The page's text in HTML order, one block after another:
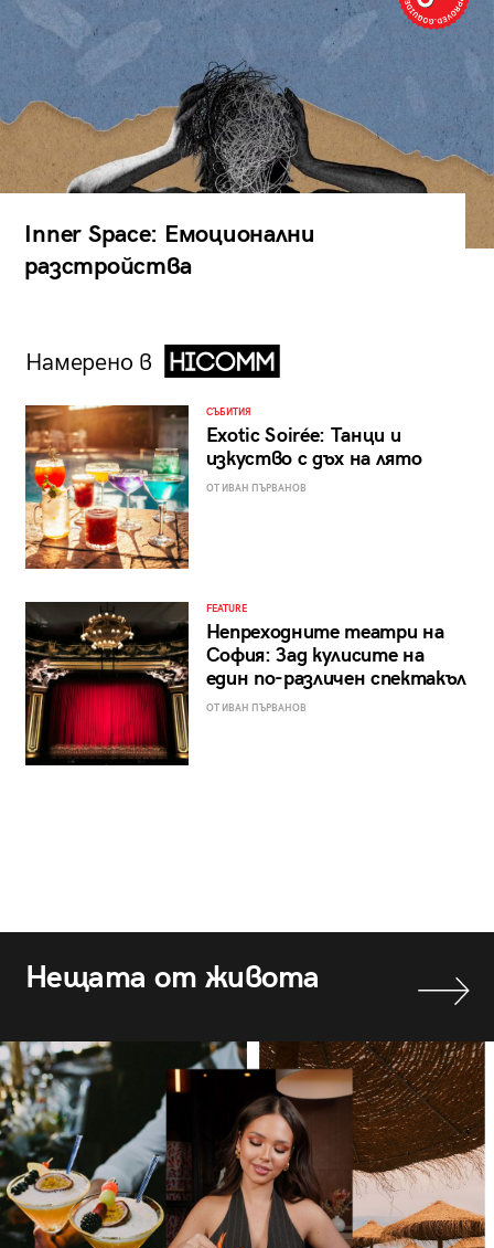
Inner Space: Емоционални
разстройства
Намерено в
СЪБИТИЯ
Exotic Soirée: Танци и
изкуство с дъх на лято
ОТ ИВАН ПЪРВАНОВ
FEATURE
Непреходните театри на
София: Зад кулисите на
един по-различен спектакъл
ОТ ИВАН ПЪРВАНОВ
Нещата от живота